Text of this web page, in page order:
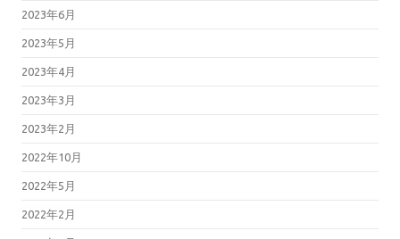
2023年6月
2023年5月
2023年4月
2023年3月
2023年2月
2022年10月
2022年5月
2022年2月